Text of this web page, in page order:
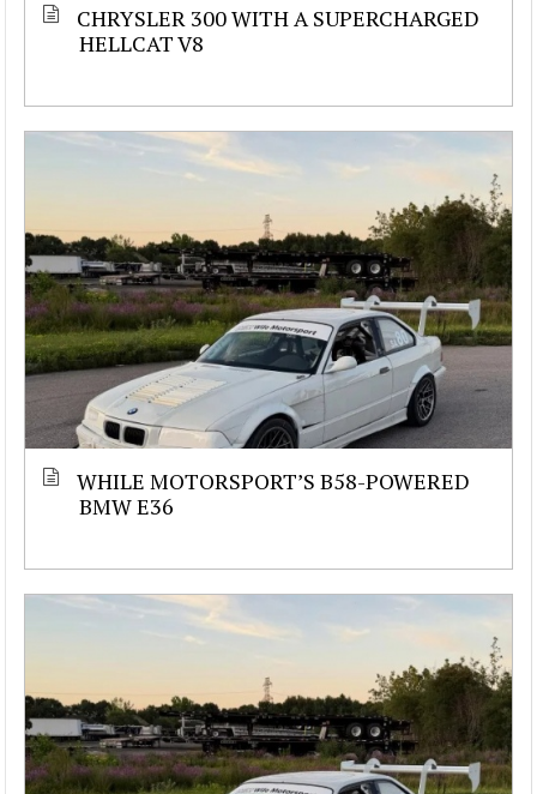
CHRYSLER 300 WITH A SUPERCHARGED
HELLCAT V8
WHILE MOTORSPORT’S B58-POWERED
BMW E36